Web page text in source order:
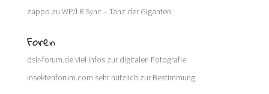
zappo zu WP/LR Sync – Tanz der Giganten
Foren
dslr-forum.deviel Infos zur digitalen Fotografie
insektenforum.com sehr nützlich zur Bestimmung